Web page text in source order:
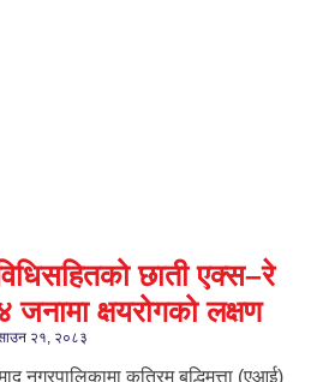
छाती एक्स–रे
जनामा क्षयरोगको लक्षण
२१, २०८३
नगरपालिकामा कृत्रिम बुद्धिमत्ता (एआई)